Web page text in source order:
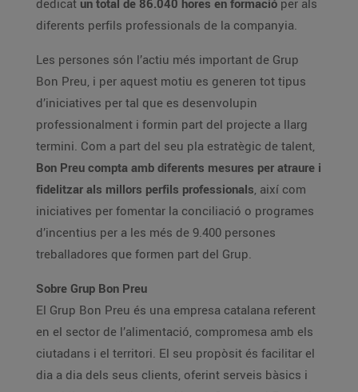
dedicat un total de 86.040 hores en formació per als
diferents perfils professionals de la companyia.
Les persones són l’actiu més important de Grup
Bon Preu, i per aquest motiu es generen tot tipus
d’iniciatives per tal que es desenvolupin
professionalment i formin part del projecte a llarg
termini. Com a part del seu pla estratègic de talent,
Bon Preu compta amb diferents mesures per atraure i
fidelitzar als millors perfils professionals, així com
iniciatives per fomentar la conciliació o programes
d’incentius per a les més de 9.400 persones
treballadores que formen part del Grup.
Sobre Grup Bon Preu
El Grup Bon Preu és una empresa catalana referent
en el sector de l’alimentació, compromesa amb els
ciutadans i el territori. El seu propòsit és facilitar el
dia a dia dels seus clients, oferint serveis bàsics i